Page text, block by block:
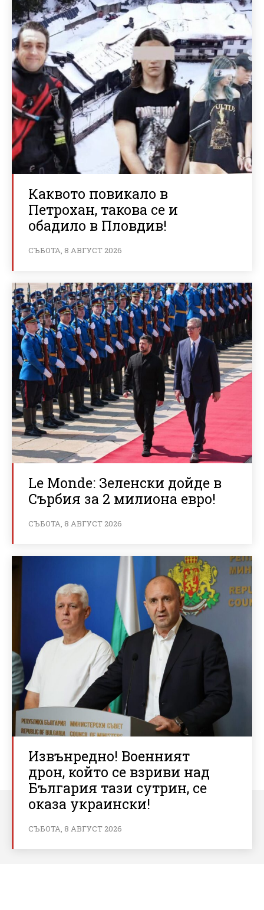
Каквото повикало в
Петрохан, такова се и
обадило в Пловдив!
СЪБОТА, 8 АВГУСТ 2026
Le Monde: Зеленски дойде в
Сърбия за 2 милиона евро!
СЪБОТА, 8 АВГУСТ 2026
Извънредно! Военният
дрон, който се взриви над
България тази сутрин, се
оказа украински!
СЪБОТА, 8 АВГУСТ 2026